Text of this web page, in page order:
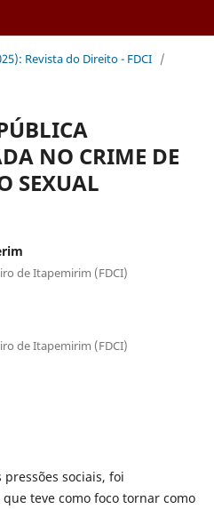
Revista do Direito - FDCI /
NO CRIME DE
SEXUAL
de Itapemirim (FDCI)
de Itapemirim (FDCI)
sociais, foi
teve como foco tornar como